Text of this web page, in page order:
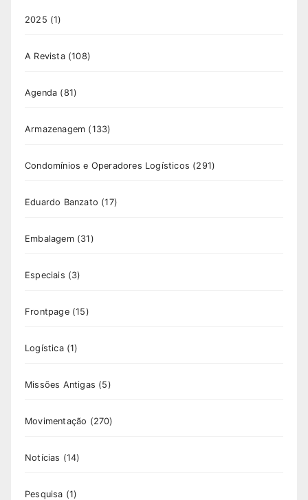
2025 (1)
A Revista(108)
Agenda (81)
Armazenagem (133)
Condomínios e Operadores Logísticos (291)
Eduardo Banzato (17)
Embalagem(31)
Especiais (3)
Frontpage(15)
Logística(1)
Missões Antigas (5)
Movimentação (270)
Notícias (14)
Pesquisa (1)